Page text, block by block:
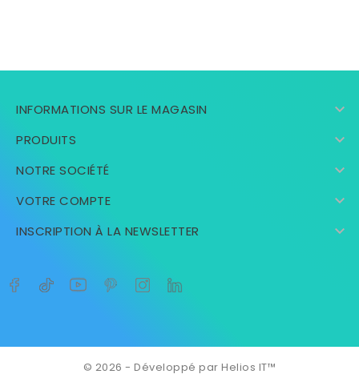
INFORMATIONS SUR LE MAGASIN 
PRODUITS 
NOTRE SOCIÉTÉ 
VOTRE COMPTE 
INSCRIPTION À LA NEWSLETTER 
© 2026 - Développé par Helios IT™